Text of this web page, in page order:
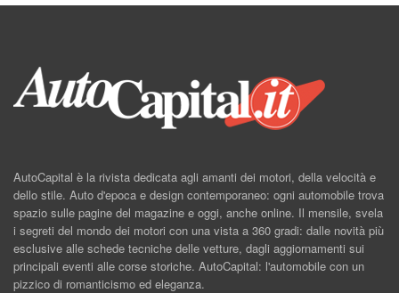
AutoCapital è la rivista dedicata agli amanti dei motori, della velocità e
dello stile. Auto d'epoca e design contemporaneo: ogni automobile trova
spazio sulle pagine del magazine e oggi, anche online. Il mensile, svela
i segreti del mondo dei motori con una vista a 360 gradi: dalle novità più
esclusive alle schede tecniche delle vetture, dagli aggiornamenti sui
principali eventi alle corse storiche. AutoCapital: l'automobile con un
pizzico di romanticismo ed eleganza.